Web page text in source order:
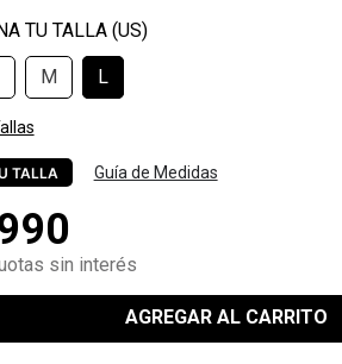
M L
TALLA Guía de Medidas
sin interés
AGREGAR AL CARRITO